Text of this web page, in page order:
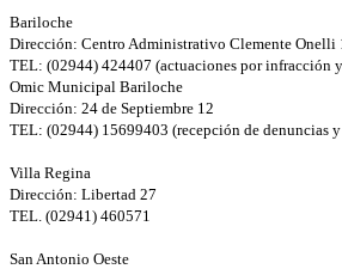
Bariloche
Dirección: Centro Administrativo Clemente Onelli
TEL: (02944) 424407 (actuaciones por infracción
Omic Municipal Bariloche
Dirección: 24 de Septiembre 12
TEL: (02944) 15699403 (recepción de denuncias
Villa Regina
Dirección: Libertad 27
TEL. (02941) 460571
San Antonio Oeste